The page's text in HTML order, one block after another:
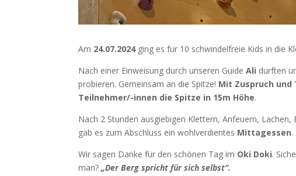
Am 24.07.2024ging es für 10 schwindelfreie Kids in die
Nach einer Einweisung durch unseren GuideAli durften
probieren. Gemeinsam an die Spitze! Mit Zuspruch
Teilnehmer/-innen die Spitze in 15m Höhe.
Nach 2 Stunden ausgiebigen Klettern, Anfeuern,
gab es zum Abschluss ein wohlverdientes Mittagessen.
Wir sagen Danke für den schönen Tag im Oki Doki.
man?„Der Berg spricht für sich selbst“.